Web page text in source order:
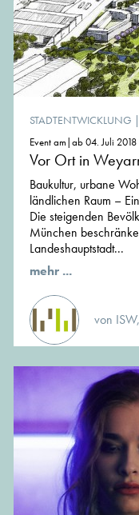
STADTENTWICKLUNG |
Event am|ab 04. Juli 2018
Vor Ort in
Baukultur, urbane
ländlichen Raum –
Die steigenden
München
Landeshauptstadt...
mehr ...
von